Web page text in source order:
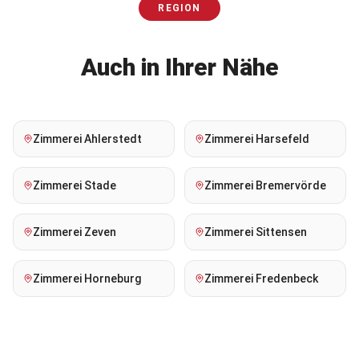
REGION
Auch in Ihrer Nähe
ZimmereiAhlerstedt Zimmerei Harsefeld
Zimmerei Stade Zimmerei Bremervörde
Zimmerei Zeven Zimmerei Sittensen
Zimmerei Horneburg Zimmerei Fredenbeck